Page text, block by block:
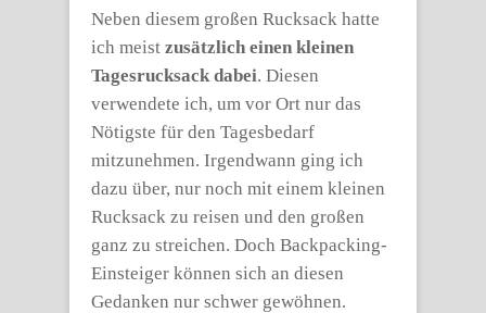
Neben diesem großen Rucksack hatte
ich meist zusätzlich einen kleinen
Tagesrucksack dabei. Diesen
verwendete ich, um vor Ort nur das
Nötigste für den Tagesbedarf
mitzunehmen. Irgendwann ging ich
dazu über, nur noch mit einem kleinen
Rucksack zu reisen und den großen
ganz zu streichen. Doch Backpacking-
Einsteiger können sich an diesen
Gedanken nur schwer gewöhnen.